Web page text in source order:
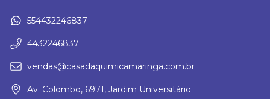
554432246837
4432246837
vendas@casadaquimicamaringa.com.br
Av. Colombo, 6971, Jardim Universitário